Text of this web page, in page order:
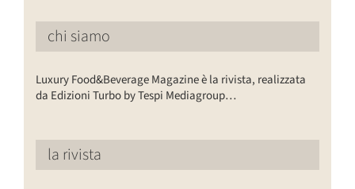
chi siamo
Luxury Food&Beverage Magazine è la rivista, realizzata
da Edizioni Turbo by Tespi Mediagroup…
la rivista